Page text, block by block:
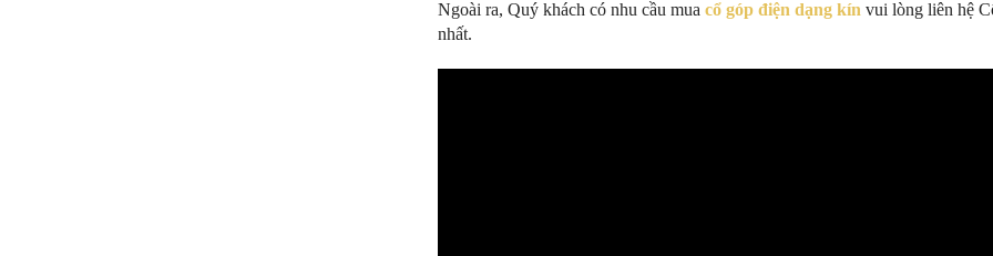
Ngoài ra, Quý khách có nhu cầu mua cổ góp điện dạng kín vui lòng liên hệ
nhất.